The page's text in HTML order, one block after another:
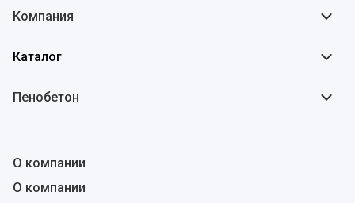
Компания
Каталог
Пенобетон
О компании
О компании